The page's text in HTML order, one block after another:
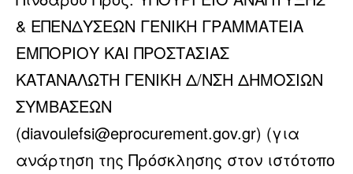
& ΕΠΕΝΔΥΣΕΩΝ ΓΕΝΙΚΗ ΓΡΑΜΜΑΤΕΙΑ
ΕΜΠΟΡΙΟΥ ΚΑΙ ΠΡΟΣΤΑΣΙΑΣ
ΚΑΤΑΝΑΛΩΤΗ ΓΕΝΙΚΗ Δ/ΝΣΗ ΔΗΜΟΣΙΩΝ
ΣΥΜΒΑΣΕΩΝ
(diavoulefsi@eprocurement.gov.gr) (για
ανάρτηση της Πρόσκλησης στον ιστότοπο